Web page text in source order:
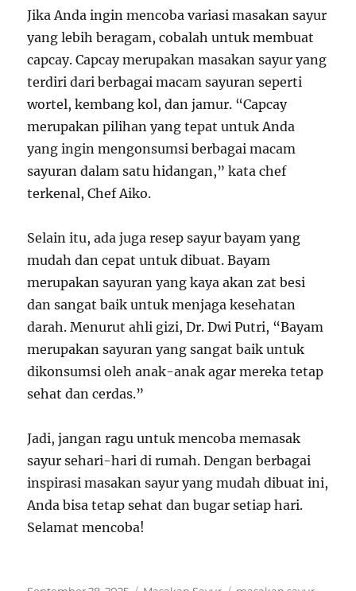
Jika Anda ingin mencoba variasi masakan sayur
yang lebih beragam, cobalah untuk membuat
capcay. Capcay merupakan masakan sayur yang
terdiri dari berbagai macam sayuran seperti
wortel, kembang kol, dan jamur. “Capcay
merupakan pilihan yang tepat untuk Anda
yang ingin mengonsumsi berbagai macam
sayuran dalam satu hidangan,” kata chef
terkenal, Chef Aiko.
Selain itu, ada juga resep sayur bayam yang
mudah dan cepat untuk dibuat. Bayam
merupakan sayuran yang kaya akan zat besi
dan sangat baik untuk menjaga kesehatan
darah. Menurut ahli gizi, Dr. Dwi Putri, “Bayam
merupakan sayuran yang sangat baik untuk
dikonsumsi oleh anak-anak agar mereka tetap
sehat dan cerdas.”
Jadi, jangan ragu untuk mencoba memasak
sayur sehari-hari di rumah. Dengan berbagai
inspirasi masakan sayur yang mudah dibuat ini,
Anda bisa tetap sehat dan bugar setiap hari.
Selamat mencoba!